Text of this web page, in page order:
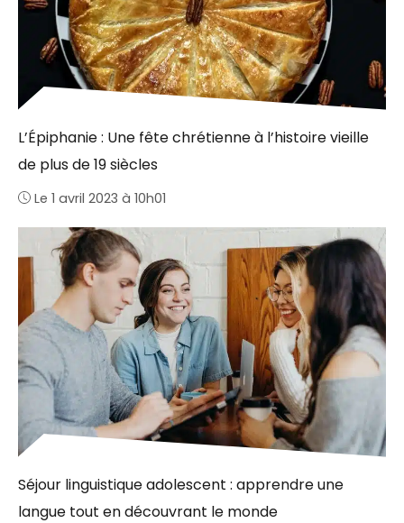
L’Épiphanie : Une fête chrétienne à l’histoire vieille
de plus de 19 siècles
Le 1 avril 2023 à 10h01
Séjour linguistique adolescent : apprendre une
langue tout en découvrant le monde